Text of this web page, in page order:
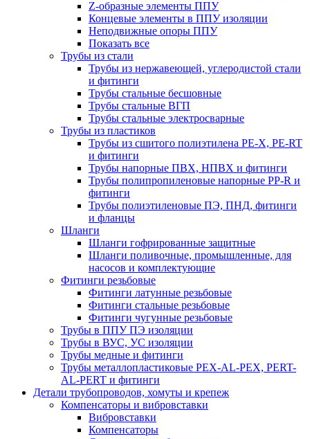
Z-образные элементы ППУ
Концевые элементы в ППУ изоляции
Неподвижные опоры ППУ
Показать все
Трубы из стали
Трубы из нержавеющей, углеродистой стали
и фитинги
Трубы стальные бесшовные
Трубы стальные ВГП
Трубы стальные электросварные
Трубы из пластиков
Трубы из сшитого полиэтилена PE-X, PE-RT
и фитинги
Трубы напорные ПВХ, НПВХ и фитинги
Трубы полипропиленовые напорные PP-R и
фитинги
Трубы полиэтиленовые ПЭ, ПНД, фитинги
и фланцы
Шланги
Шланги гофрированные защитные
Шланги поливочные, промышленные, для
насосов и комплектующие
Фитинги резьбовые
Фитинги латунные резьбовые
Фитинги стальные резьбовые
Фитинги чугунные резьбовые
Трубы в ППУ ПЭ изоляции
Трубы в ВУС, УС изоляции
Трубы медные и фитинги
Трубы металлопластиковые PEX-AL-PEX, PERT-
AL-PERT и фитинги
Детали трубопроводов, хомуты и крепеж
Компенсаторы и вибровставки
Вибровставки
Компенсаторы